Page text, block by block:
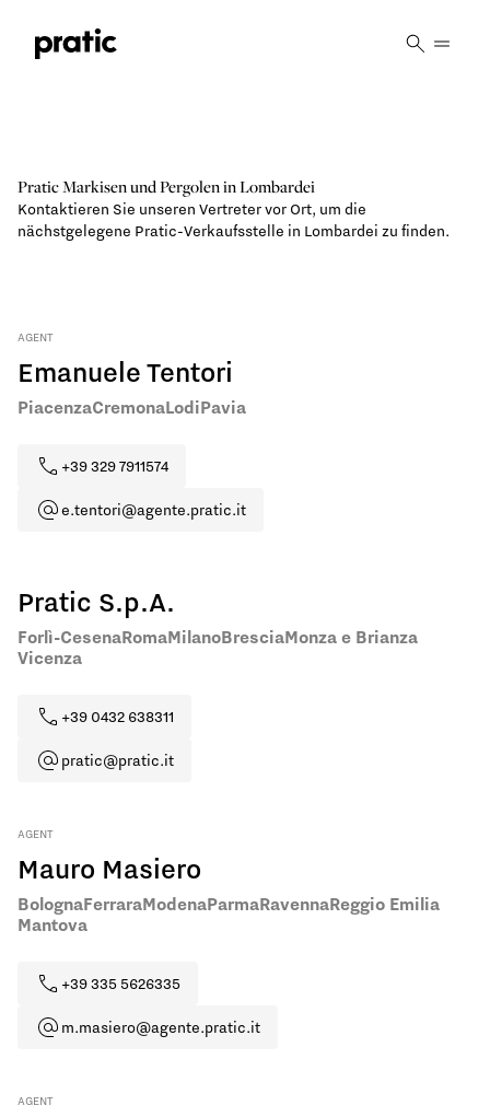
Pratic Markisen und Pergolen in Lombardei
Kontaktieren Sie unseren Vertreter vor Ort, um die
nächstgelegene Pratic-Verkaufsstelle in Lombardei zu finden.
AGENT
Emanuele Tentori
PiacenzaCremonaLodiPavia
+39 329 7911574
e.tentori@agente.pratic.it
Pratic S.p.A.
Forlì-CesenaRomaMilanoBresciaMonza e Brianza
Vicenza
+39 0432 638311
pratic@pratic.it
AGENT
Mauro Masiero
BolognaFerraraModenaParmaRavennaReggio Emilia
Mantova
+39 335 5626335
m.masiero@agente.pratic.it
AGENT